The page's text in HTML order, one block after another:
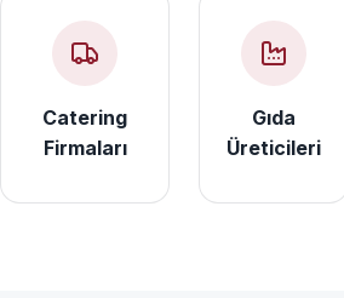
Catering
Firmaları
Gıda
Üreticileri